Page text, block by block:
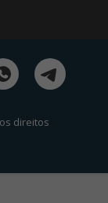
direitos